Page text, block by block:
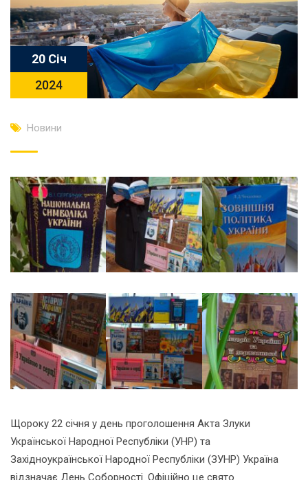
20 Січ
2024
Новини
Щороку 22 січня у день проголошення Акта Злуки
Української Народної Республіки (УНР) та
Західноукраїнської Народної Республіки (ЗУНР) Україна
відзначає День Соборності. Офіційно це свято